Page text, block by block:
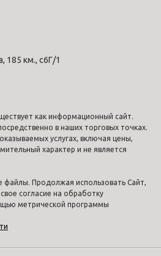
185 км., с6Г/1
как информационный сайт.
в наших торговых точках.
услугах, включая цены,
характер и не является
файлы. Продолжая использовать Сайт,
согласие на обработку
метрической программы